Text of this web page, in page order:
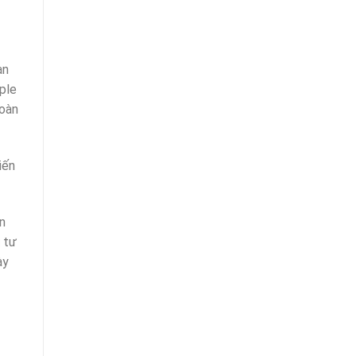
tư